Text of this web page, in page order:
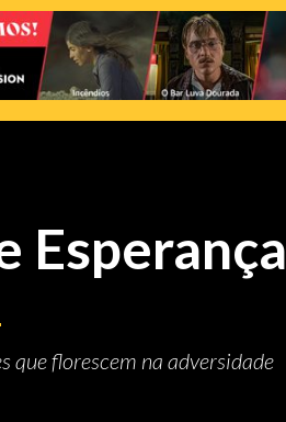
Esperança
que florescem na adversidade